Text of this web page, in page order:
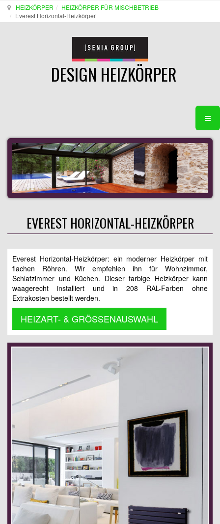
HEIZKÖRPER
HEIZKÖRPER FÜR MISCHBETRIEB
Everest Horizontal-Heizkörper
DESIGN HEIZKÖRPER
EVEREST HORIZONTAL-HEIZKÖRPER
Everest Horizontal-Heizkörper: ein moderner Heizkörper mit
flachen Röhren. Wir empfehlen ihn für Wohnzimmer,
Schlafzimmer und Küchen. Dieser farbige Heizkörper kann
waagerecht installiert und in 208 RAL-Farben ohne
Extrakosten bestellt werden.
HEIZART- & GRÖSSENAUSWAHL